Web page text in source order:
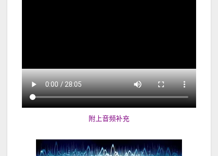
附上音频补充